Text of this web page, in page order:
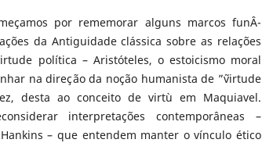
por rememorar alguns marcos funÂ­
da Antiguidade clássica sobre as relações
política – Aristóteles, o estoicismo moral
na direção da noção humanista de ”˜virtude
desta ao conceito de virtù em Maquiavel.
interpretações contemporâneas –
– que entendem manter o vínculo ético